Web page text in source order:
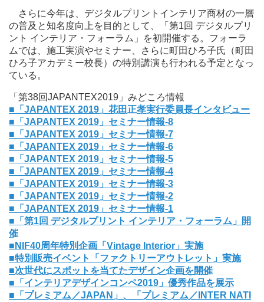
さらに今年は、デジタルプリントインテリア商材の一層
の普及と知名度向上を目的として、「第1回 デジタルプリ
ント インテリア・フォーラム」を初開催する。フォーラ
ムでは、施工実演やセミナー、さらに町田ひろ子氏（町田
ひろ子アカデミー校長）の特別講演も行われる予定となっ
ている。
「第38回JAPANTEX2019」みどころ情報
■「JAPANTEX 2019」花田正孝実行委員長インタビュー
■「JAPANTEX 2019」セミナー情報-8
■「JAPANTEX 2019」セミナー情報-7
■「JAPANTEX 2019」セミナー情報-6
■「JAPANTEX 2019」セミナー情報-5
■「JAPANTEX 2019」セミナー情報-4
■「JAPANTEX 2019」セミナー情報-3
■「JAPANTEX 2019」セミナー情報-2
■「JAPANTEX 2019」セミナー情報-1
■「第1回 デジタルプリント インテリア・フォーラム」開
催
■NIF40周年特別企画「Vintage Interior」実施
■特別販売イベント「ファクトリーアウトレット」実施
■次世代にスポットを当てたデザイン企画を開催
■「インテリアデザインコンペ2019」優秀作品を展示
■「プレミアム／JAPAN」、「プレミアム／INTER NATI